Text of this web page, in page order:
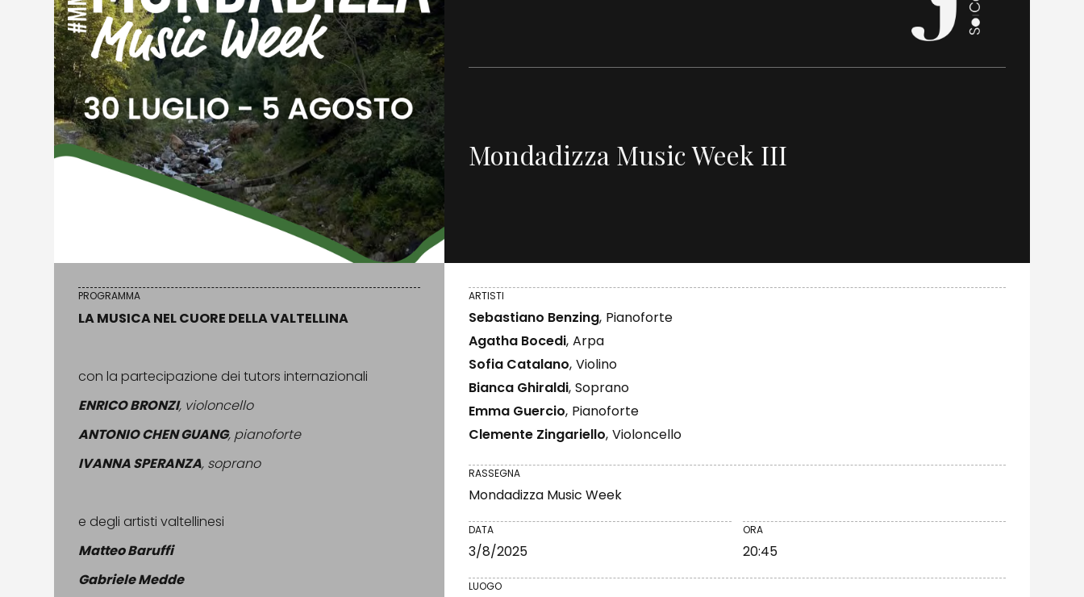
Mondadizza Music Week III
PROGRAMMA
LA MUSICA NEL CUORE DELLA VALTELLINA
con la partecipazione dei tutors internazionali
ENRICO BRONZI, violoncello
ANTONIO CHEN GUANG, pianoforte
IVANNA SPERANZA, soprano
e degli artisti valtellinesi
Matteo Baruffi
Gabriele Medde
ARTISTI
Sebastiano Benzing, Pianoforte
Agatha Bocedi, Arpa
Sofia Catalano, Violino
Bianca Ghiraldi, Soprano
Emma Guercio, Pianoforte
Clemente Zingariello, Violoncello
RASSEGNA
Mondadizza Music Week
DATA
3/8/2025
ORA
20:45
LUOGO